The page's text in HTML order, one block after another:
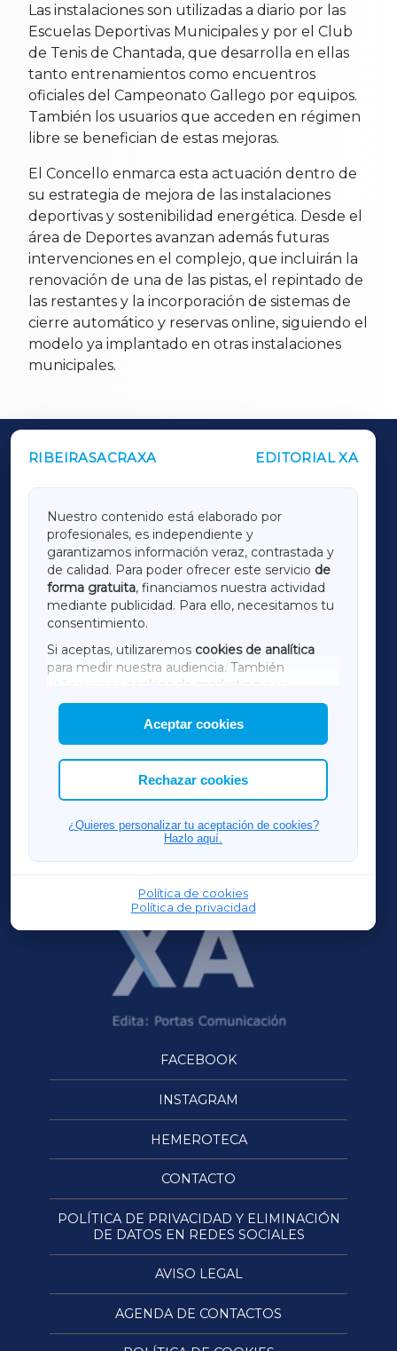
Las instalaciones son utilizadas a diario por las
Escuelas Deportivas Municipales y por el Club
de Tenis de Chantada, que desarrolla en ellas
tanto entrenamientos como encuentros
oficiales del Campeonato Gallego por equipos.
También los usuarios que acceden en régimen
libre se benefician de estas mejoras.
El Concello enmarca esta actuación dentro de
su estrategia de mejora de las instalaciones
deportivas y sostenibilidad energética. Desde el
área de Deportes avanzan además futuras
intervenciones en el complejo, que incluirán la
renovación de una de las pistas, el repintado de
las restantes y la incorporación de sistemas de
cierre automático y reservas online, siguiendo el
modelo ya implantado en otras instalaciones
municipales.
RIBEIRASACRAXA EDITORIAL XA
Nuestro contenido está elaborado por
profesionales, es independiente y
garantizamos información veraz, contrastada y
de calidad. Para poder ofrecer este servicio de
forma gratuita, financiamos nuestra actividad
mediante publicidad. Para ello, necesitamos tu
consentimiento.
Si aceptas, utilizaremos cookies de analítica
para medir nuestra audiencia. También
utilizaremos
cookies de marketing
mostrar publicidad de terceros.
Asimismo, puedes personalizar la elección de
las cookies que deseas permitir.
Aceptar cookies
Rechazar cookies
¿Quieres personalizar tu aceptación de cookies?
Hazlo aquí.
Política de cookies
Política de privacidad
OUTROS PERIÓDICOS
LUGOXA
TERRACHAXA
AMARIÑAXA
RIBEIRASACRAXA
ACORUÑAXA
FERROLXA
OURENSEXA
FACEBOOK
INSTAGRAM
HEMEROTECA
CONTACTO
POLÍTICA DE PRIVACIDAD Y ELIMINACIÓN
DE DATOS EN REDES SOCIALES
AVISO LEGAL
AGENDA DE CONTACTOS